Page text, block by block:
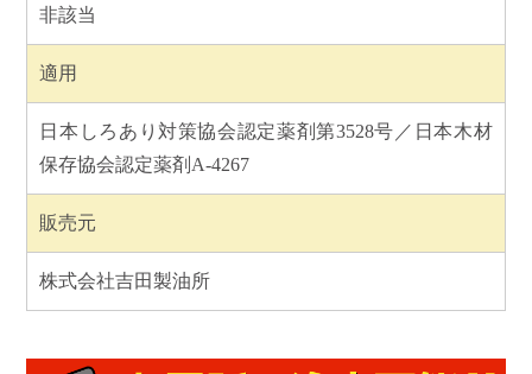
非該当
適用
日本しろあり対策協会認定薬剤第3528号／日本木材
保存協会認定薬剤A-4267
販売元
株式会社吉田製油所